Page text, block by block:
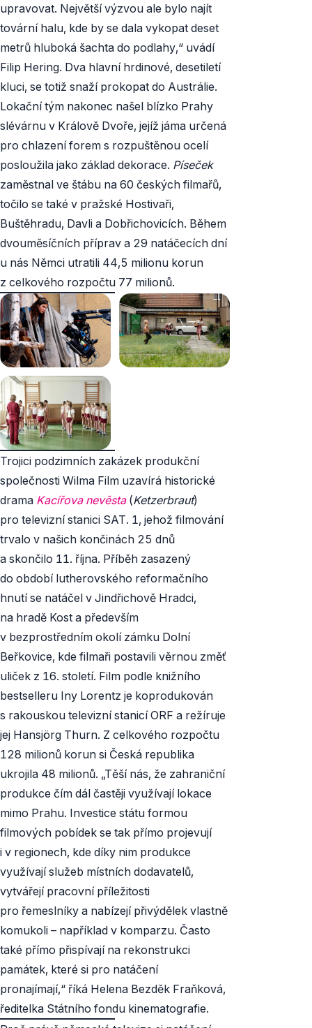
upravovat. Největší výzvou ale bylo najít
tovární halu, kde by se dala vykopat deset
metrů hluboká šachta do podlahy,“ uvádí
Filip Hering. Dva hlavní hrdinové, desetiletí
kluci, se totiž snaží prokopat do Austrálie.
Lokační tým nakonec našel blízko Prahy
slévárnu v Králově Dvoře, jejíž jáma určená
pro chlazení forem s rozpuštěnou ocelí
posloužila jako základ dekorace. Píseček
zaměstnal ve štábu na 60 českých filmařů,
točilo se také v pražské Hostivaři,
Buštěhradu, Davli a Dobřichovicích. Během
dvouměsíčních příprav a 29 natáčecích dní
u nás Němci utratili 44,5 milionu korun
z celkového rozpočtu 77 milionů.
Trojici podzimních zakázek produkční
společnosti Wilma Film uzavírá historické
drama Kacířovanevěsta(Ketzerbraut)
pro televizní stanici SAT. 1, jehož filmování
trvalo v našich končinách 25 dnů
a skončilo 11. října. Příběh zasazený
do období lutherovského reformačního
hnutí se natáčel v Jindřichově Hradci,
na hradě Kost a především
v bezprostředním okolí zámku Dolní
Beřkovice, kde filmaři postavili věrnou změť
uliček z 16. století. Film podle knižního
bestselleru Iny Lorentz je koprodukován
s rakouskou televizní stanicí ORF a režíruje
jej Hansjörg Thurn. Z celkového rozpočtu
128 milionů korun si Česká republika
ukrojila 48 milionů. „Těší nás, že zahraniční
produkce čím dál častěji využívají lokace
mimo Prahu. Investice státu formou
filmových pobídek se tak přímo projevují
i v regionech, kde díky nim produkce
využívají služeb místních dodavatelů,
vytvářejí pracovní příležitosti
pro řemeslníky a nabízejí přivýdělek vlastně
komukoli – například v komparzu. Často
také přímo přispívají na rekonstrukci
památek, které si pro natáčení
pronajímají,“ říká Helena Bezděk Fraňková,
ředitelka Státního fondu kinematografie.